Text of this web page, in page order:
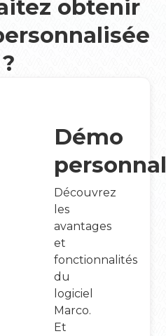
obtenir
?
Démo
Découvrez
les
avantages
et
fonctionnalités
du
logiciel
Marco.
Et